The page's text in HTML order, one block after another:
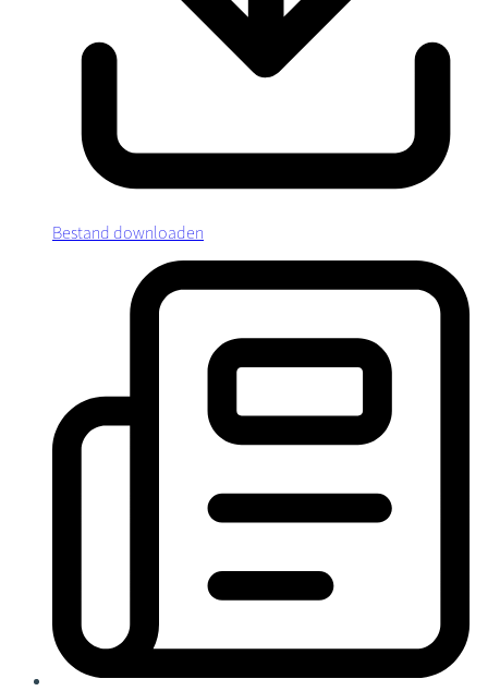
Bestand downloaden